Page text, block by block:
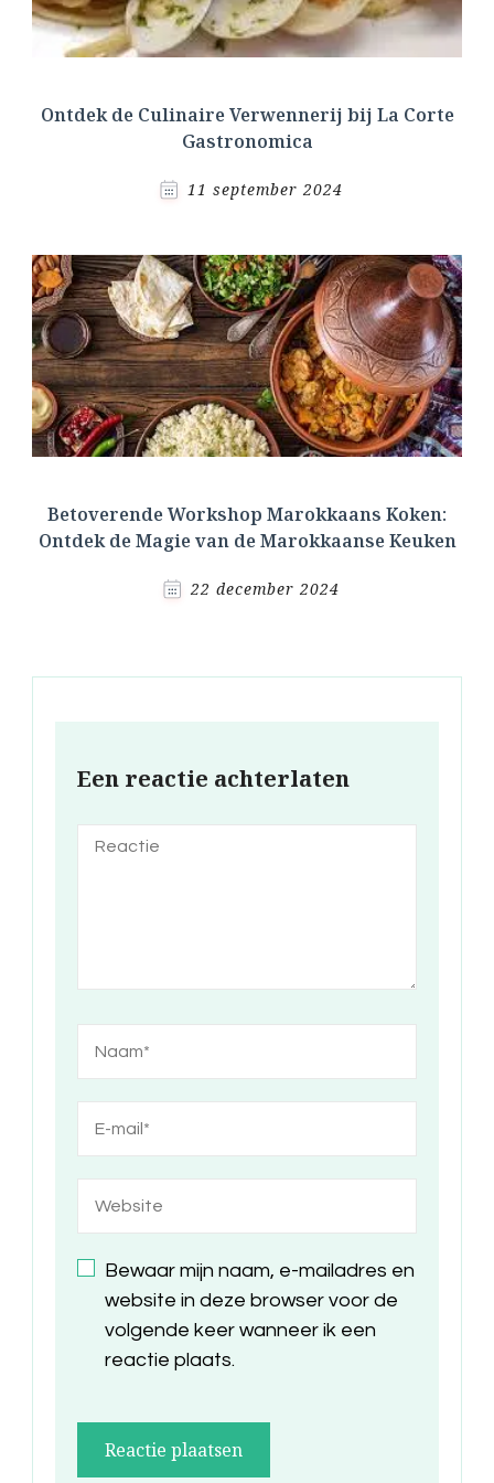
Ontdek de Culinaire Verwennerij bij La Corte
Gastronomica
11 september 2024
Betoverende Workshop Marokkaans Koken:
Ontdek de Magie van de Marokkaanse Keuken
22 december 2024
Een reactie achterlaten
Bewaar mijn naam, e-mailadres en
website in deze browser voor de
volgende keer wanneer ik een
reactie plaats.